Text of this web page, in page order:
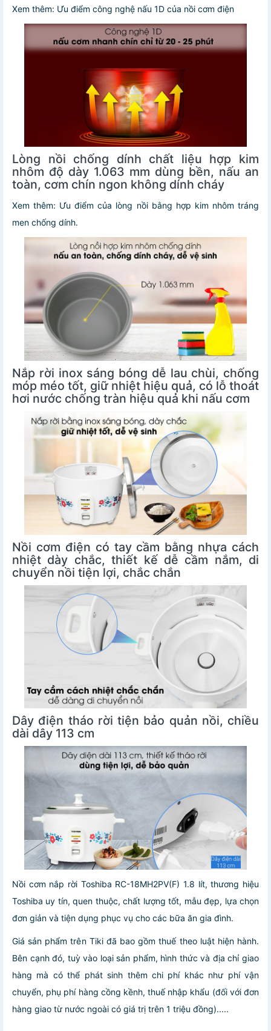
Xem thêm: Ưu điểm công nghệ nấu 1D của nồi cơm điện
Lòng nồi chống dính chất liệu hợp kim
nhôm độ dày 1.063 mm dùng bền, nấu an
toàn, cơm chín ngon không dính cháy
Xem thêm: Ưu điểm của lòng nồi bằng hợp kim nhôm tráng
men chống dính.
Nắp rời inox sáng bóng dễ lau chùi, chống
móp méo tốt, giữ nhiệt hiệu quả, có lỗ thoát
hơi nước chống tràn hiệu quả khi nấu cơm
Nồi cơm điện có tay cầm bằng nhựa cách
nhiệt dày chắc, thiết kế dễ cầm nắm, di
chuyển nồi tiện lợi, chắc chắn
Dây điện tháo rời tiện bảo quản nồi, chiều
dài dây 113 cm
Nồi cơm nắp rời Toshiba RC-18MH2PV(F) 1.8 lít, thương hiệu
Toshiba uy tín, quen thuộc, chất lượng tốt, mẫu đẹp, lựa chọn
đơn giản và tiện dụng phục vụ cho các bữa ăn gia đình.
Giá sản phẩm trên Tiki đã bao gồm thuế theo luật hiện hành.
Bên cạnh đó, tuỳ vào loại sản phẩm, hình thức và địa chỉ giao
hàng mà có thể phát sinh thêm chi phí khác như phí vận
chuyển, phụ phí hàng cồng kềnh, thuế nhập khẩu (đối với đơn
hàng giao từ nước ngoài có giá trị trên 1 triệu đồng).....